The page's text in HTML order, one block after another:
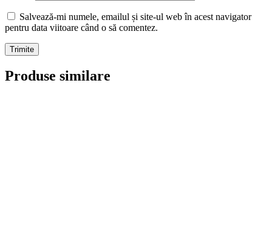
Salvează-mi numele, emailul și site-ul web în acest navigator
pentru data viitoare când o să comentez.
Produse similare